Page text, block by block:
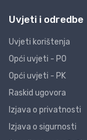
Uvjeti i odredbe
Uvjeti korištenja
Opći uvjeti - PO
Opći uvjeti - PK
Raskid ugovora
Izjava o privatnosti
Izjava o sigurnosti